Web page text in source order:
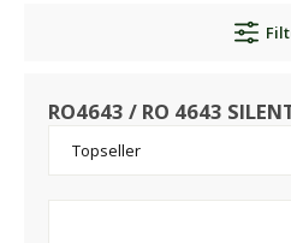
RO4643 / RO 4643